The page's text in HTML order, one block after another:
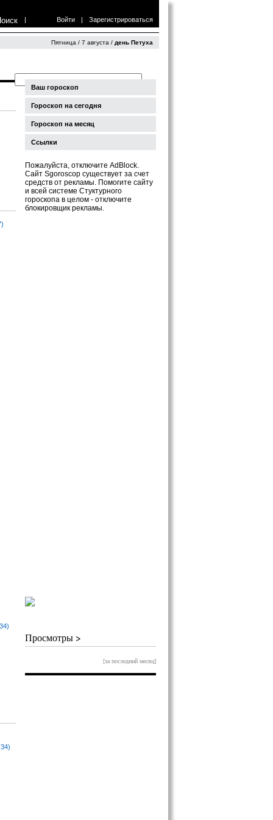
| Войти | Зарегистрироваться
Пятница / 7 августа / день Петуха
Ваш гороскоп
Гороскоп на сегодня
Гороскоп на месяц
Ссылки
Пожалуйста, отключите AdBlock.
Сайт Sgoroscop существует за счет
средств от рекламы. Помогите сайту
и всей системе Стуктурного
гороскопа в целом - отключите
блокировщик рекламы.
Просмотры >
[за последний месяц]